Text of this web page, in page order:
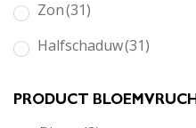
Zon(31)
Halfschaduw(31)
PRODUCT